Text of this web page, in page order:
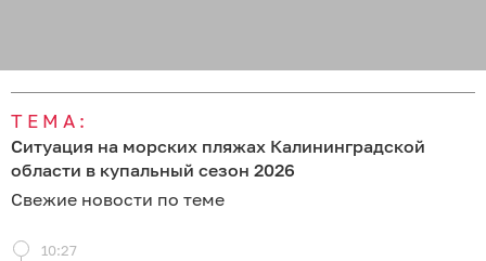
ТЕМА:
Ситуация на морских пляжах Калининградской
области в купальный сезон 2026
Свежие новости по теме
10:27